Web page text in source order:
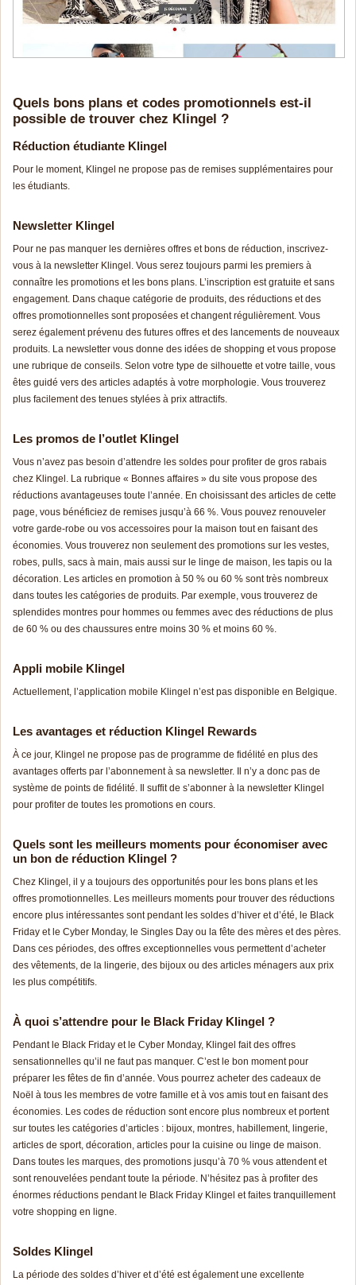
Quels bons plans et codes promotionnels est-il
possible de trouver chez Klingel ?
Réduction étudiante Klingel
Pour le moment, Klingel ne propose pas de remises supplémentaires pour
les étudiants.
Newsletter Klingel
Pour ne pas manquer les dernières offres et bons de réduction, inscrivez-
vous à la newsletter Klingel. Vous serez toujours parmi les premiers à
connaître les promotions et les bons plans. L’inscription est gratuite et sans
engagement. Dans chaque catégorie de produits, des réductions et des
offres promotionnelles sont proposées et changent régulièrement. Vous
serez également prévenu des futures offres et des lancements de nouveaux
produits. La newsletter vous donne des idées de shopping et vous propose
une rubrique de conseils. Selon votre type de silhouette et votre taille, vous
êtes guidé vers des articles adaptés à votre morphologie. Vous trouverez
plus facilement des tenues stylées à prix attractifs.
Les promos de l’outlet Klingel
Vous n’avez pas besoin d’attendre les soldes pour profiter de gros rabais
chez Klingel. La rubrique « Bonnes affaires » du site vous propose des
réductions avantageuses toute l’année. En choisissant des articles de cette
page, vous bénéficiez de remises jusqu’à 66 %. Vous pouvez renouveler
votre garde-robe ou vos accessoires pour la maison tout en faisant des
économies. Vous trouverez non seulement des promotions sur les vestes,
robes, pulls, sacs à main, mais aussi sur le linge de maison, les tapis ou la
décoration. Les articles en promotion à 50 % ou 60 % sont très nombreux
dans toutes les catégories de produits. Par exemple, vous trouverez de
splendides montres pour hommes ou femmes avec des réductions de plus
de 60 % ou des chaussures entre moins 30 % et moins 60 %.
Appli mobile Klingel
Actuellement, l’application mobile Klingel n’est pas disponible en Belgique.
Les avantages et réduction Klingel Rewards
À ce jour, Klingel ne propose pas de programme de fidélité en plus des
avantages offerts par l’abonnement à sa newsletter. Il n’y a donc pas de
système de points de fidélité. Il suffit de s’abonner à la newsletter Klingel
pour profiter de toutes les promotions en cours.
Quels sont les meilleurs moments pour économiser avec
un bon de réduction Klingel ?
Chez Klingel, il y a toujours des opportunités pour les bons plans et les
offres promotionnelles. Les meilleurs moments pour trouver des réductions
encore plus intéressantes sont pendant les soldes d’hiver et d’été, le Black
Friday et le Cyber Monday, le Singles Day ou la fête des mères et des pères.
Dans ces périodes, des offres exceptionnelles vous permettent d’acheter
des vêtements, de la lingerie, des bijoux ou des articles ménagers aux prix
les plus compétitifs.
À quoi s’attendre pour le Black Friday Klingel ?
Pendant le Black Friday et le Cyber Monday, Klingel fait des offres
sensationnelles qu’il ne faut pas manquer. C’est le bon moment pour
préparer les fêtes de fin d’année. Vous pourrez acheter des cadeaux de
Noël à tous les membres de votre famille et à vos amis tout en faisant des
économies. Les codes de réduction sont encore plus nombreux et portent
sur toutes les catégories d’articles : bijoux, montres, habillement, lingerie,
articles de sport, décoration, articles pour la cuisine ou linge de maison.
Dans toutes les marques, des promotions jusqu’à 70 % vous attendent et
sont renouvelées pendant toute la période. N’hésitez pas à profiter des
énormes réductions pendant le Black Friday Klingel et faites tranquillement
votre shopping en ligne.
Soldes Klingel
La période des soldes d’hiver et d’été est également une excellente